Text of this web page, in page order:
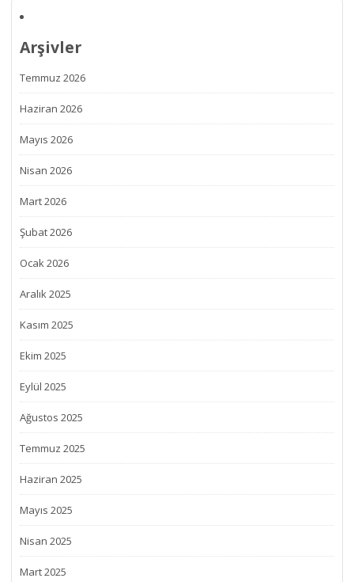
Arşivler
Temmuz 2026
Haziran 2026
Mayıs 2026
Nisan 2026
Mart 2026
Şubat 2026
Ocak 2026
Aralık 2025
Kasım 2025
Ekim 2025
Eylül 2025
Ağustos 2025
Temmuz 2025
Haziran 2025
Mayıs 2025
Nisan 2025
Mart 2025